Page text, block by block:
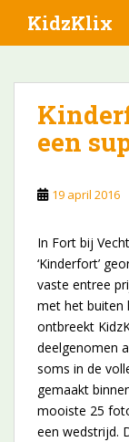
i
KidzKlix
een
19 april 2016
In Fort bij
‘Kinderfort’
vaste entree
met het buiten
ontbreekt
deelgenomen
soms in de
gemaakt
mooiste 25
een wedstrijd.